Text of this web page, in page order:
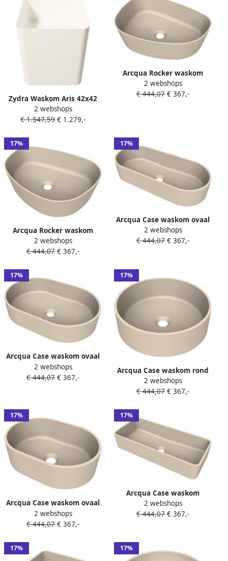
Zydra Waskom Aris 42x42
cm Natural
2 webshops
€ 1.547,59 € 1.279,-
Arcqua Rocker waskom
opbouw organisch links
50x37cm mat zand
2 webshops
€ 444,07 € 367,-
17%
Arcqua Rocker waskom
opbouw organisch rechts
50x37cm mat zand
2 webshops
€ 444,07 € 367,-
17%
Arcqua Case waskom ovaal
60x26cm mat zand
WAS553498
2 webshops
€ 444,07 € 367,-
17%
Arcqua Case waskom ovaal
55x36cm mat zand
WAS552833
2 webshops
€ 444,07 € 367,-
17%
Arcqua Case waskom rond
40cm mat zand WAS552342
2 webshops
€ 444,07 € 367,-
17%
Arcqua Case waskom ovaal
40x28cm mat zand
WAS554553
2 webshops
€ 444,07 € 367,-
17%
Arcqua Case waskom
rechthoek 60x26cm mat
zand WAS556518
2 webshops
€ 444,07 € 367,-
17% 17%